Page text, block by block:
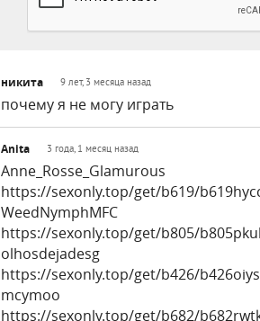
никита 9 лет, 3 месяца назад
почему я не могу играть
Anita 3 года, 1 месяц назад
Anne_Rosse_Glamurous
https://sexonly.top/get/b619/
WeedNymphMFC
https://sexonly.top/get/b805/
olhosdejadesg
https://sexonly.top/get/b426/
mcymoo
https://sexonly.top/get/b682/